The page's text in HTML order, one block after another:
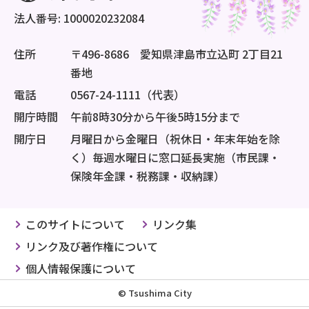
法人番号: 1000020232084
住所
〒496-8686 愛知県津島市立込町 2丁目21
番地
電話
0567-24-1111（代表）
開庁時間
午前8時30分から午後5時15分まで
開庁日
月曜日から金曜日（祝休日・年末年始を除
く）毎週水曜日に窓口延長実施（市民課・
保険年金課・税務課・収納課）
このサイトについて
リンク集
リンク及び著作権について
個人情報保護について
© Tsushima City